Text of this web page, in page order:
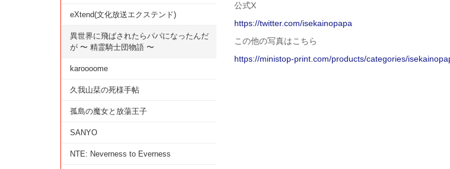
公式X
https://twitter.com/isekainopapa
この他の写真はこちら
https://ministop-print.com/products/categories/
eXtend(文化放送エクステンド)
異世界に飛ばされたらパパになったんだ
が 〜 精霊騎士団物語 〜
karoooome
久我山栞の死様手帖
孤島の魔女と放蕩王子
SANYO
NTE: Neverness to Everness